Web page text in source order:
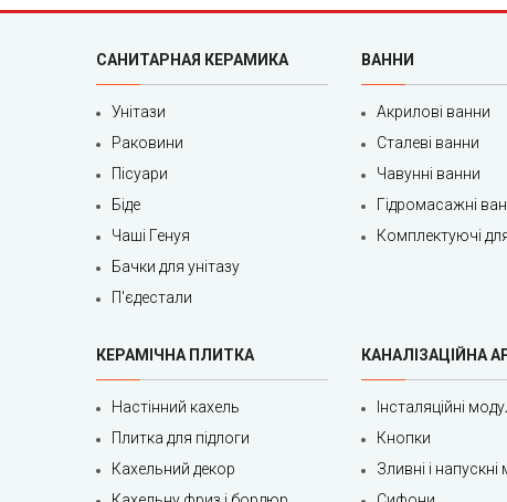
САНИТАРНАЯ КЕРАМИКА
Унітази
Раковини
Пісуари
Біде
Чаші Генуя
Бачки для унітазу
П'єдестали
ВАННИ
Акрилові ванни
Сталеві ванни
Чавунні ванни
Гідромасажні
Комплектуючі
КЕРАМІЧНА ПЛИТКА
Настінний кахель
Плитка для підлоги
Кахельний декор
КАНАЛІЗАЦІЙНА
Інсталяційні
Кнопки
Зливні і напускні